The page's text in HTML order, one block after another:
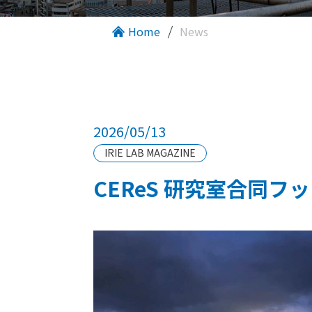
Home News
2026/05/13
IRIE LAB MAGAZINE
CEReS 研究室合同フ